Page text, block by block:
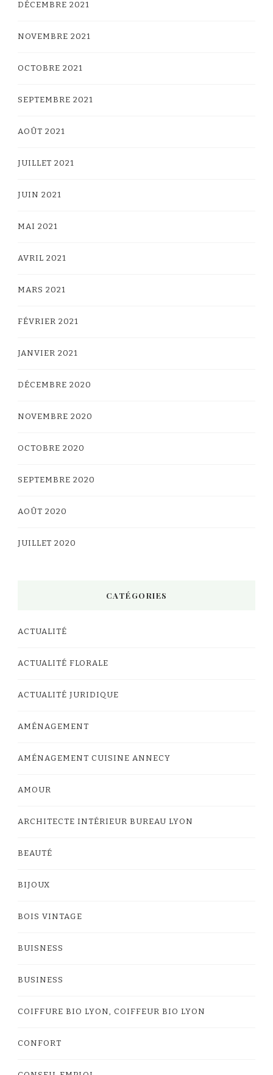
DÉCEMBRE 2021
NOVEMBRE 2021
OCTOBRE 2021
SEPTEMBRE 2021
AOÛT 2021
JUILLET 2021
JUIN 2021
MAI 2021
AVRIL 2021
MARS 2021
FÉVRIER 2021
JANVIER 2021
DÉCEMBRE 2020
NOVEMBRE 2020
OCTOBRE 2020
SEPTEMBRE 2020
AOÛT 2020
JUILLET 2020
CATÉGORIES
ACTUALITÉ
ACTUALITÉ FLORALE
ACTUALITÉ JURIDIQUE
AMÉNAGEMENT
AMÉNAGEMENT CUISINE ANNECY
AMOUR
ARCHITECTE INTÉRIEUR BUREAU LYON
BEAUTÉ
BIJOUX
BOIS VINTAGE
BUISNESS
BUSINESS
COIFFURE BIO LYON, COIFFEUR BIO LYON
CONFORT